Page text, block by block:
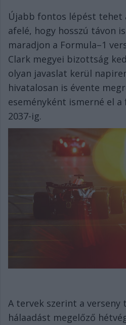
Újabb fontos lépést tehet
afelé, hogy hosszú távon
maradjon a Formula–1
Clark megyei bizottság
olyan javaslat kerül
hivatalosan is évente
eseményként ismerné el
2037-ig.
A tervek szerint a verseny
hálaadást megelőző